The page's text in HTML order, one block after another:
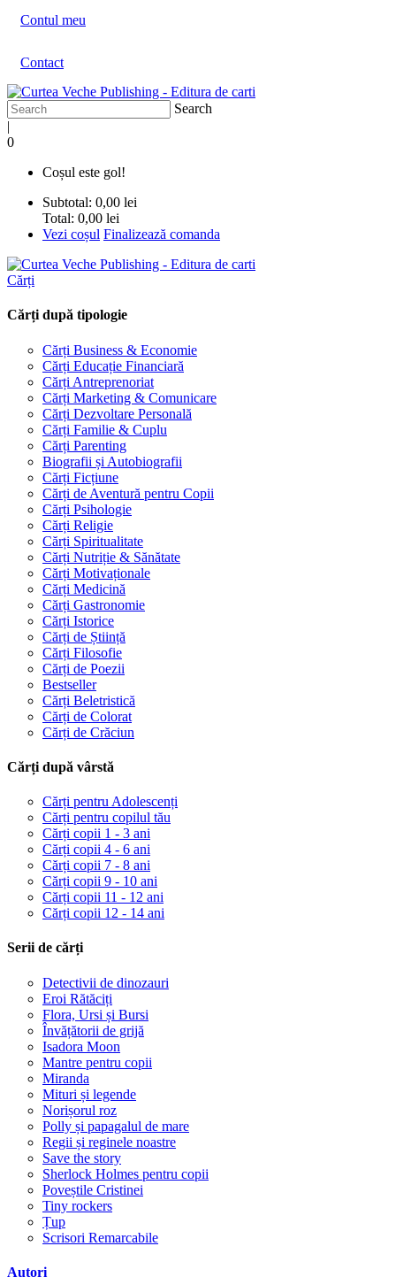
Contul meu
Contact
Search
|
0
Coșul este gol!
Subtotal: 0,00 lei
Total: 0,00 lei
Vezi coșul Finalizează comanda
Cărți
Cărți după tipologie
Cărți Business & Economie
Cărți Educație Financiară
Cărți Antreprenoriat
Cărți Marketing & Comunicare
Cărți Dezvoltare Personală
Cărți Familie & Cuplu
Cărți Parenting
Biografii și Autobiografii
Cărți Ficțiune
Cărți de Aventură pentru Copii
Cărți Psihologie
Cărți Religie
Cărți Spiritualitate
Cărți Nutriție & Sănătate
Cărți Motivaționale
Cărți Medicină
Cărți Gastronomie
Cărți Istorice
Cărți de Știință
Cărți Filosofie
Cărți de Poezii
Bestseller
Cărți Beletristică
Cărți de Colorat
Cărți de Crăciun
Cărți după vârstă
Cărți pentru Adolescenți
Cărți pentru copilul tău
Cărți copii 1 - 3 ani
Cărți copii 4 - 6 ani
Cărți copii 7 - 8 ani
Cărți copii 9 - 10 ani
Cărți copii 11 - 12 ani
Cărți copii 12 - 14 ani
Serii de cărți
Detectivii de dinozauri
Eroi Rătăciți
Flora, Ursi și Bursi
Învățătorii de grijă
Isadora Moon
Mantre pentru copii
Miranda
Mituri și legende
Norișorul roz
Polly și papagalul de mare
Regii și reginele noastre
Save the story
Sherlock Holmes pentru copii
Poveștile Cristinei
Tiny rockers
Țup
Scrisori Remarcabile
Autori